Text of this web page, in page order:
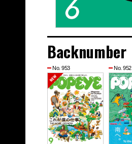
Backnumber
No. 953 No. 952